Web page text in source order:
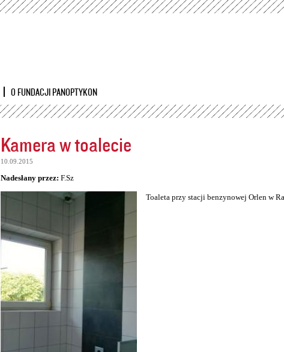
Przejdź
O FUNDACJI PANOPTYKON
Kamera w toalecie
10.09.2015
Nadesłany przez: F.Sz
Toaleta przy stacji benzynowej Orlen w